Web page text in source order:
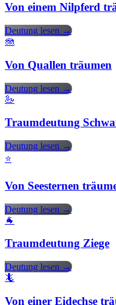
Von einem Nilpferd
Deutung lesen →
🪼
Von Quallen träumen
Deutung lesen →
🦢
Traumdeutung
Deutung lesen →
⭐
Von Seesternen
Deutung lesen →
🐐
Traumdeutung Ziege
Deutung lesen →
🦎
Von einer Eidechse